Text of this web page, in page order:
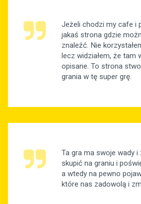
Jeżeli chodzi my cafe i
jakaś strona gdzie
znaleźć. Nie
lecz widziałem, że tam
opisane. To strona
grania w tę super grę.
Ta gra ma swoje wady i
skupić na graniu i
a wtedy na pewno
które nas zadowolą i